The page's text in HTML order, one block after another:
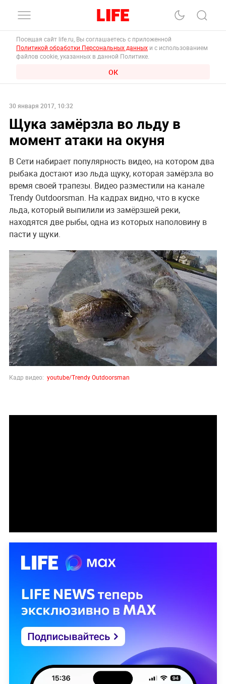
Посещая сайт life.ru, Вы соглашаетесь с приложенной
Политикой обработки Персональных данных и с использованием
файлов cookie, указанных в данной Политике.
ОК
30 января 2017, 10:32
Щука замёрзла во льду в
момент атаки на окуня
В Сети набирает популярность видео, на котором два
рыбака достают изо льда щуку, которая замёрзла во
время своей трапезы. Видео разместили на канале
Trendy Outdoorsman. На кадрах видно, что в куске
льда, который выпилили из замёрзшей реки,
находятся две рыбы, одна из которых наполовину в
пасти у щуки.
Кадр видео: youtube/Trendy Outdoorsman